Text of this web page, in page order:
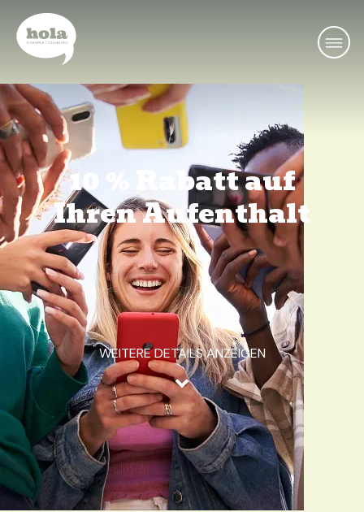
10 % Rabatt auf
Ihren Aufenthalt
WEITERE DETAILS ANZEIGEN
Startseite /Angebote/10 % Rabatt auf Ihren Aufenthalt